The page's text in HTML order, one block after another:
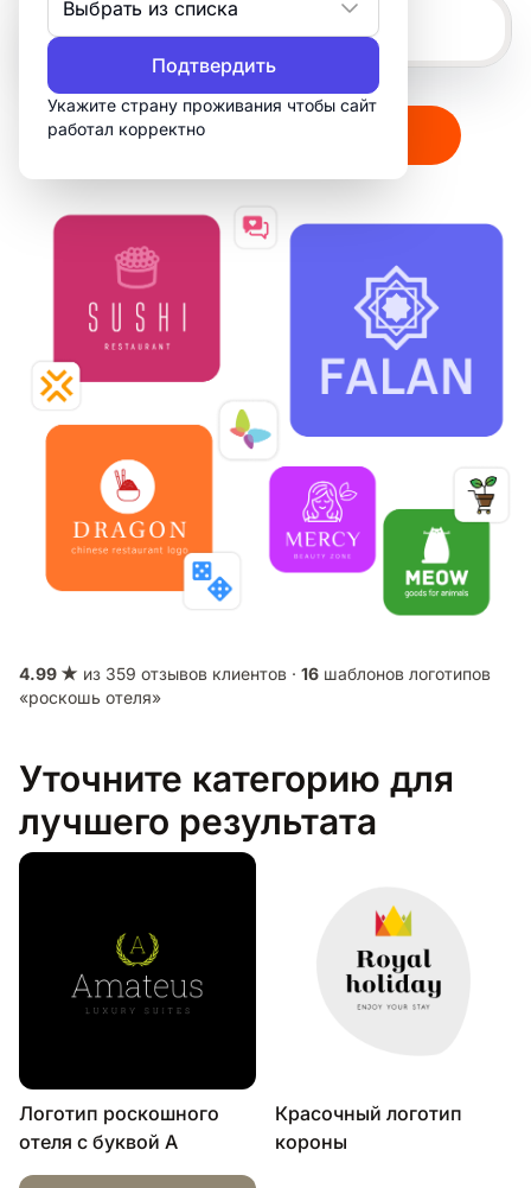
Выбрать из списка
Подтвердить
Укажите страну проживания чтобы сайт
работал корректноСоздать мой логотип
4.99 ★ из 359 отзывов клиентов · 16 шаблонов логотипов
«роскошь отеля»
Уточните категорию для
лучшего результата
Логотип роскошного
отеля с буквой А
Красочный логотип
короны